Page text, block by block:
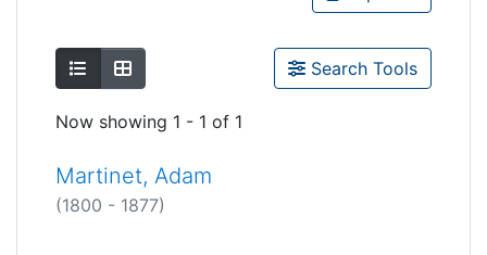
Show as list
Show as grid Search Tools
Now showing 1 - 1 of 1
Martinet, Adam
(1800 - 1877)